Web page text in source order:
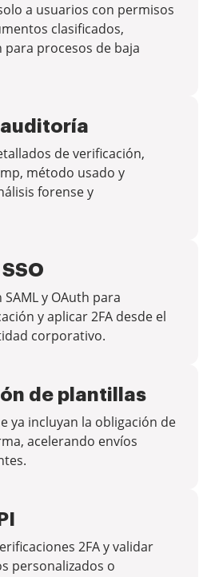
a usuarios con permisos
clasificados,
procesos de baja
auditoría
de verificación,
método usado y
forense y
y OAuth para
y aplicar 2FA desde el
corporativo.
de plantillas
ya incluyan la obligación de
acelerando envíos
2FA y validar
personalizados o